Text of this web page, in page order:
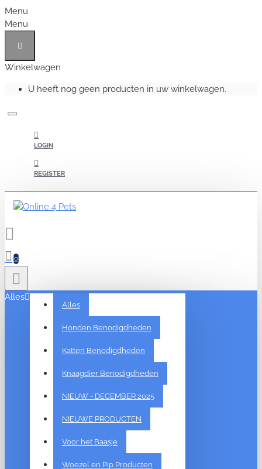
Menu
Menu
Winkelwagen
U heeft nog geen producten in uw winkelwagen.
LOGIN
REGISTER
0
Alles
Alles
Honden Benodigdheden
Katten Benodigdheden
Knaagdier Benodigdheden
NIEUW - DECEMBER 2025
NIEUWE PRODUCTEN
Voor het Baasje
Woezel en Pip Producten